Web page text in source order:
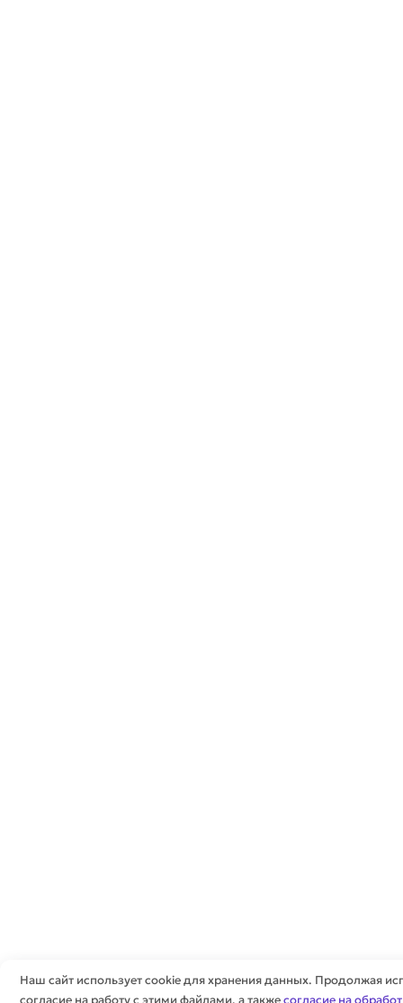
Наш сайт использует cookie для хранения данных. Продолжая
согласие на работу с этими файлами, а такжесогласие на